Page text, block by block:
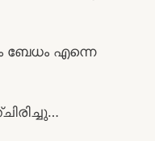
ബേധം എന്നെ